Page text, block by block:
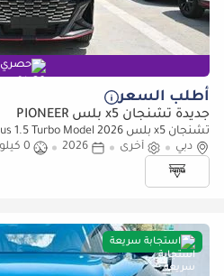
حصري
أطلب السعر
جديدة تشنجان x5 بلس PIONEER
تشنجان x5 بلس PIONEER Changan X5 Plus 1.5 Turbo Model 2026
دبي
أخرى 2026
0 كيلومتر
استجابة سريعة